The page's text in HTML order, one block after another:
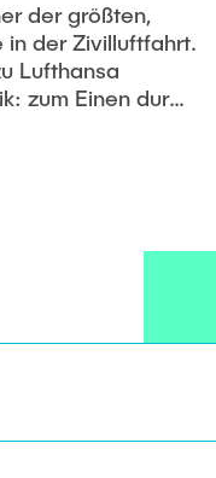
der größten,
der Zivilluftfahrt.
Lufthansa
zum Einen durch
des aktuellen
dem